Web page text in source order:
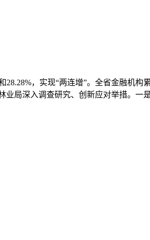
，实现“两连增”。全省金融机构
业局深入调查研究、创新应对举措。一